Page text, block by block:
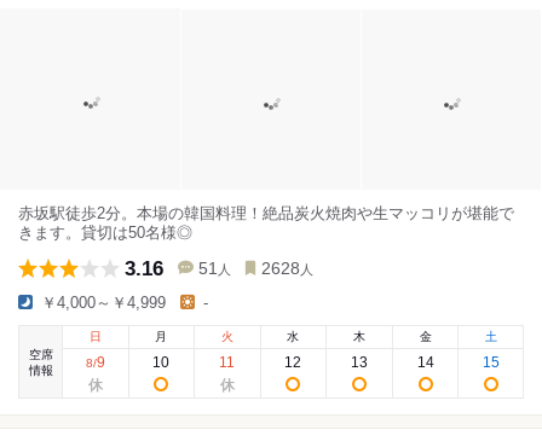
赤坂駅徒歩2分。本場の韓国料理！絶品炭火焼肉や生マッコリが堪能で
きます。貸切は50名様◎
3.16 51 人 2628 人
￥4,000～￥4,999 -
空席
情報
日
8/9
月
10
火
11
水
12
木
13
金
14
土
15